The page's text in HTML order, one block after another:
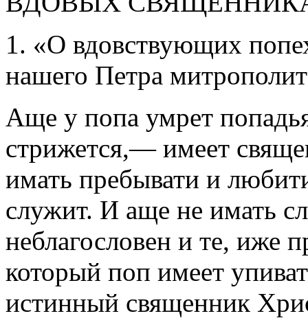
1. «О вдовствующих
нашего Петра
Аще у попа умрет
стрижется,— имеет
имать пребывати и
служит. И аще не имать
неблагословен и те,
который поп имеет
истинный священник